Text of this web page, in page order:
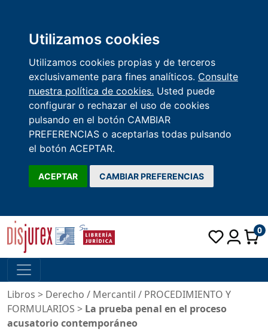
Utilizamos cookies
Utilizamos cookies propias y de terceros
exclusivamente para fines analíticos. Consulte
nuestra política de cookies. Usted puede
configurar o rechazar el uso de cookies
pulsando en el botón CAMBIAR
PREFERENCIAS o aceptarlas todas pulsando
el botón ACEPTAR.
ACEPTAR CAMBIAR PREFERENCIAS
0
Libros > Derecho / Mercantil / PROCEDIMIENTO Y
FORMULARIOS > La prueba penal en el proceso
acusatorio contemporáneo